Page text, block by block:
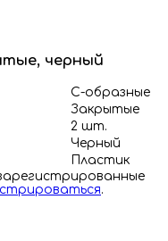
черный
С-образные
Закрытые
2 шт.
Черный
Пластик
.